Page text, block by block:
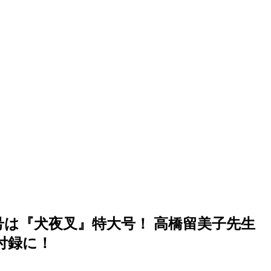
『犬夜叉』特大号！ 高橋留美子先生
に！